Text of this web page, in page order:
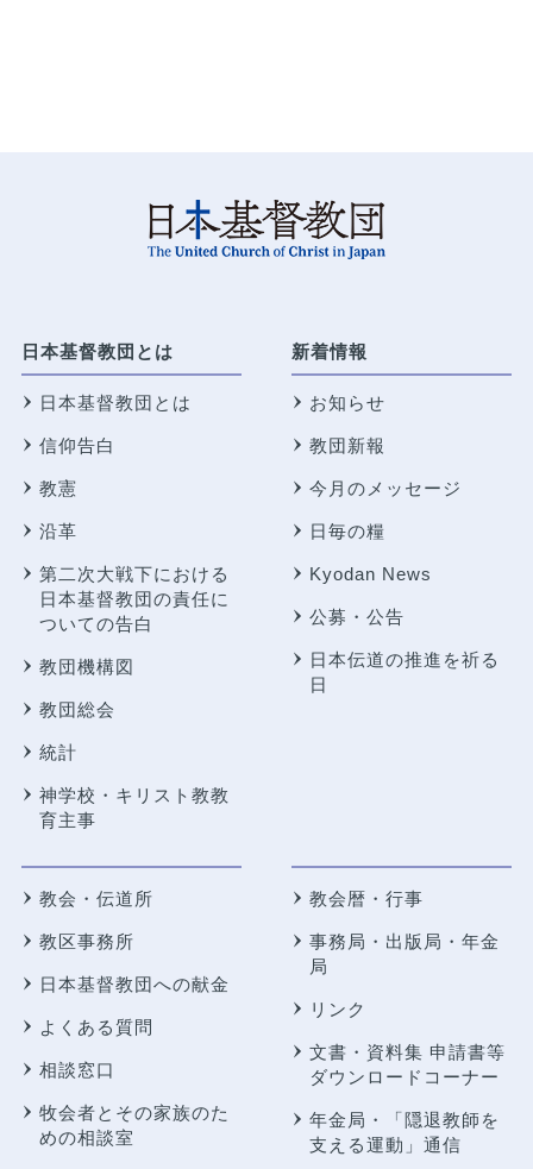
日本基督教団とは
日本基督教団とは
信仰告白
教憲
沿革
第二次大戦下における
日本基督教団の責任に
ついての告白
教団機構図
教団総会
統計
神学校・キリスト教教
育主事
新着情報
お知らせ
教団新報
今月のメッセージ
日毎の糧
Kyodan News
公募・公告
日本伝道の推進を祈る
日
教会・伝道所
教区事務所
日本基督教団への献金
よくある質問
相談窓口
牧会者とその家族のた
めの相談室
教会暦・行事
事務局・出版局・年金
局
リンク
文書・資料集 申請書等
ダウンロードコーナー
年金局・
「隠退教師を
支える運動」通信